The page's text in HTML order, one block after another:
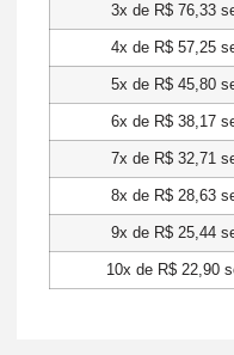
3x de R$76,33
4x de R$57,25
5x de R$45,80
6x de R$38,17
7x de R$32,71
8x de R$28,63
9x de R$25,44
10x de R$ 22,90